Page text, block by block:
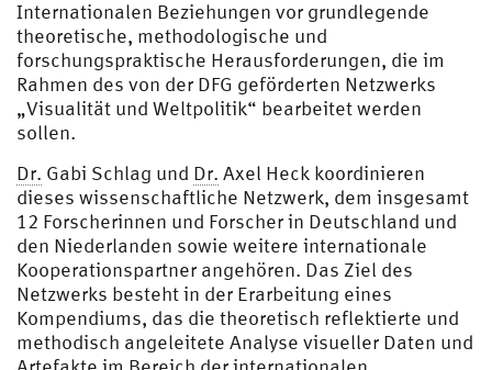
Internationalen Beziehungen vor grundlegende
theoretische, methodologische und
forschungspraktische Herausforderungen, die im
Rahmen des von der DFG geförderten Netzwerks
„Visualität und Weltpolitik“ bearbeitet werden
sollen.
Dr. Gabi Schlag und Dr. Axel Heck koordinieren
dieses wissenschaftliche Netzwerk, dem insgesamt
12 Forscherinnen und Forscher in Deutschland und
den Niederlanden sowie weitere internationale
Kooperationspartner angehören. Das Ziel des
Netzwerks besteht in der Erarbeitung eines
Kompendiums, das die theoretisch reflektierte und
methodisch angeleitete Analyse visueller Daten und